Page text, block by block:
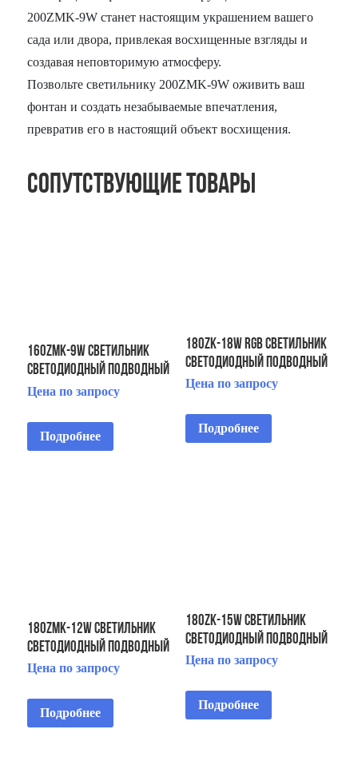
200ZMK-9W станет настоящим украшением вашего
сада или двора, привлекая восхищенные взгляды и
создавая неповторимую атмосферу.
Позвольте светильнику 200ZMK-9W оживить ваш
фонтан и создать незабываемые впечатления,
превратив его в настоящий объект восхищения.
Сопутствующие товары
160ZMK-9W Светильник
светодиодный подводный
IP68/установка на
Цена по запросу
Подробнее
180ZK-18W RGB Светильник
светодиодный подводный
IP68 установка на
Цена по запросу
Подробнее
180ZMK-12W Светильник
светодиодный подводный
IP68 установка на
Цена по запросу
Подробнее
180ZK-15W Светильник
светодиодный подводный
IP68/установка на
Цена по запросу
Подробнее